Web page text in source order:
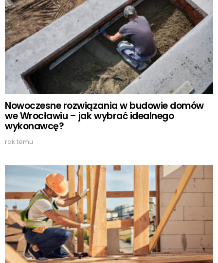
Nowoczesne rozwiązania w budowie domów
we Wrocławiu – jak wybrać idealnego
wykonawcę?
rok temu